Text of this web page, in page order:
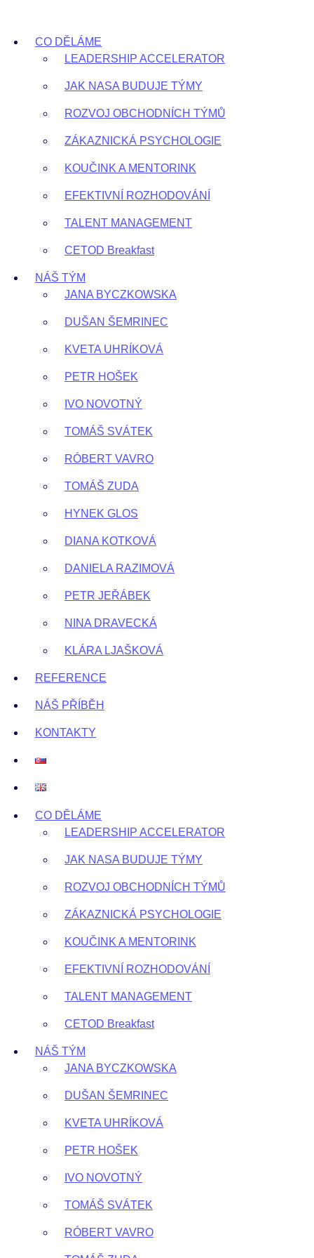
obsahuCO DĚLÁME
LEADERSHIP ACCELERATOR
JAK NASA BUDUJE TÝMY
ROZVOJ OBCHODNÍCH TÝMŮ
ZÁKAZNICKÁ PSYCHOLOGIE
KOUČINK A MENTORINK
EFEKTIVNÍ ROZHODOVÁNÍ
TALENT MANAGEMENT
CETOD Breakfast
NÁŠ TÝM
JANA BYCZKOWSKA
DUŠAN ŠEMRINEC
KVETA UHRÍKOVÁ
PETR HOŠEK
IVO NOVOTNÝ
TOMÁŠ SVÁTEK
RÓBERT VAVRO
TOMÁŠ ZUDA
HYNEK GLOS
DIANA KOTKOVÁ
DANIELA RAZIMOVÁ
PETR JEŘÁBEK
NINA DRAVECKÁ
KLÁRA LJAŠKOVÁ
REFERENCE
NÁŠ PŘÍBĚH
KONTAKTY
CO DĚLÁME
LEADERSHIP ACCELERATOR
JAK NASA BUDUJE TÝMY
ROZVOJ OBCHODNÍCH TÝMŮ
ZÁKAZNICKÁ PSYCHOLOGIE
KOUČINK A MENTORINK
EFEKTIVNÍ ROZHODOVÁNÍ
TALENT MANAGEMENT
CETOD Breakfast
NÁŠ TÝM
JANA BYCZKOWSKA
DUŠAN ŠEMRINEC
KVETA UHRÍKOVÁ
PETR HOŠEK
IVO NOVOTNÝ
TOMÁŠ SVÁTEK
RÓBERT VAVRO